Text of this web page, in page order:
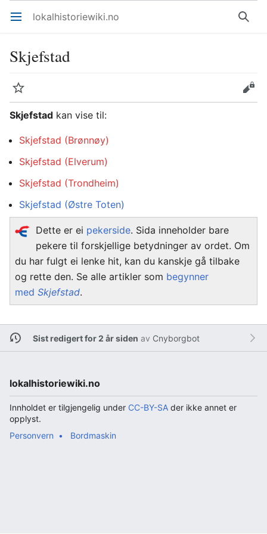
Åpne hovedmenyen lokalhistoriewiki.no Søk
Skjefstad
Overvåk
Rediger
Skjefstad kan vise til:
Skjefstad (Brønnøy)
Skjefstad (Elverum)
Skjefstad (Trondheim)
Skjefstad (Østre Toten)
Dette er ei pekerside. Sida inneholder bare
pekere til forskjellige betydninger av ordet. Om
du har fulgt ei lenke hit, kan du kanskje gå tilbake
og rette den. Se alle artikler som begynner
med Skjefstad.
Sist redigert for 2 år siden av Cnyborgbot
lokalhistoriewiki.no
Innholdet er tilgjengelig under CC-BY-SA der ikke annet er
opplyst.
Personvern
Bordmaskin